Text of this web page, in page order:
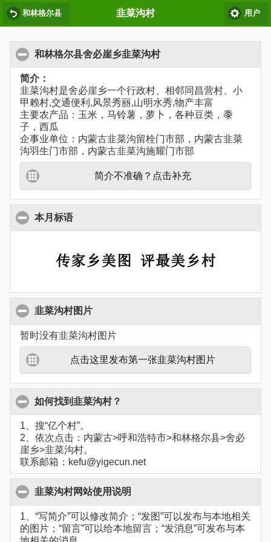
和林格尔县 韭菜沟村 用户
和林格尔县舍必崖乡韭菜沟村
简介：
韭菜沟村是舍必崖乡一个行政村、相邻同昌营村、小
甲赖村,交通便利,风景秀丽,山明水秀,物产丰富
主要农产品：玉米，马铃薯，萝卜，各种豆类，黍
子，西瓜
企事业单位：内蒙古韭菜沟留栓门市部，内蒙古韭菜
沟羽生门市部，内蒙古韭菜沟施耀门市部
简介不准确？点击补充
本月标语
韭菜沟村图片
暂时没有韭菜沟村图片
点击这里发布第一张韭菜沟村图片
如何找到韭菜沟村？
1、搜“亿个村”。
2、依次点击：内蒙古>呼和浩特市>和林格尔县>舍必
崖乡>韭菜沟村。
联系邮箱：kefu@yigecun.net
韭菜沟村网站使用说明
1、“写简介”可以修改简介；“发图”可以发布与本地相关
的图片；“留言”可以给本地留言；“发消息”可发布与本